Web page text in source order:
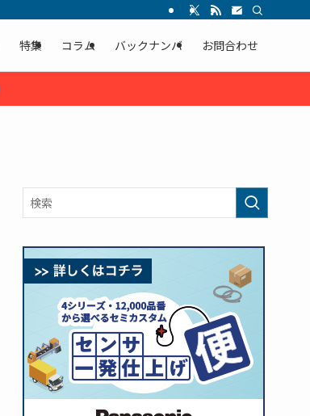
特集 コラム バックナンバ お問合わせ